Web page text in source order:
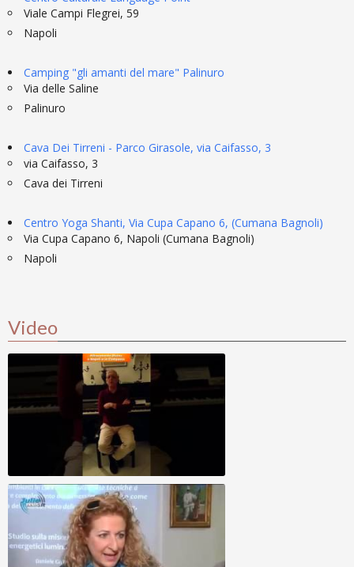
Viale Campi Flegrei, 59
Napoli
Camping "gli amanti del mare" Palinuro
Via delle Saline
Palinuro
Cava Dei Tirreni - Parco Girasole, via Caifasso, 3
via Caifasso, 3
Cava dei Tirreni
Centro Yoga Shanti, Via Cupa Capano 6, (Cumana Bagnoli)
Via Cupa Capano 6, Napoli (Cumana Bagnoli)
Napoli
Video